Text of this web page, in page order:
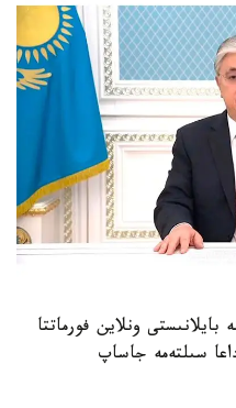
ونلاين فورماتتا
سىلتەمە جاساپ